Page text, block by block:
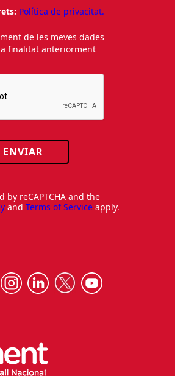
Política de privacitat.
de les meves dades
finalitat anteriorment
ENVIAR
by reCAPTCHA and the
and Terms of Service apply.